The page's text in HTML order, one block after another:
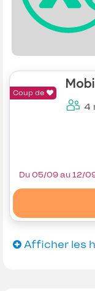
Coup de
4
Du 05/09 au 12/
Afficher les